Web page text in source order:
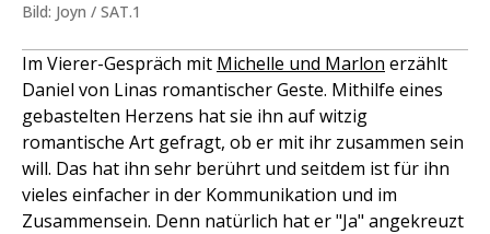
Bild: Joyn / SAT.1
Im Vierer-Gespräch mit Michelle und Marlon erzählt
Daniel von Linas romantischer Geste. Mithilfe eines
gebastelten Herzens hat sie ihn auf witzig
romantische Art gefragt, ob er mit ihr zusammen sein
will. Das hat ihn sehr berührt und seitdem ist für ihn
vieles einfacher in der Kommunikation und im
Zusammensein. Denn natürlich hat er "Ja" angekreuzt